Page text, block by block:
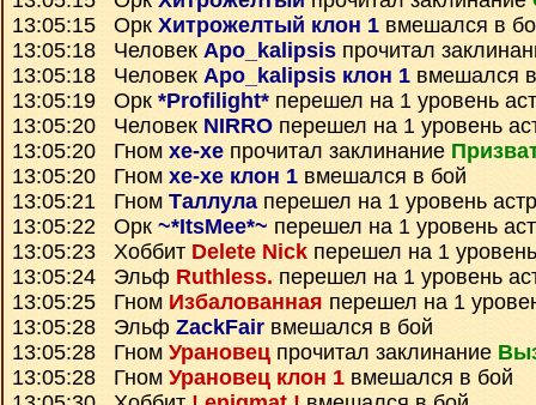
13:05:15 Орк Хитрожелтый клон 1 вмешался в
13:05:18 Человек Apo_kalipsis прочитал
13:05:18 Человек Apo_kalipsis клон 1 вмешался
13:05:19 Орк *Profilight* перешел на 1 уровень
13:05:20 Человек NIRRO перешел на 1 уровень
13:05:20 Гном xe-xe прочитал заклинание
13:05:20 Гном xe-xe клон 1 вмешался в бой
13:05:21 Гном Таллулаперешел на 1 уровень
13:05:22 Орк ~*ItsMee*~ перешел на 1 уровень
13:05:23 Хоббит Delete Nick перешел на 1
13:05:24 Эльф Ruthless. перешел на 1 уровень
13:05:25 Гном Избалованная перешел на 1
13:05:28 Эльф ZackFair вмешался в бой
13:05:28 Гном Урановец прочитал заклинание
13:05:28 Гном Урановец клон 1 вмешался в бой